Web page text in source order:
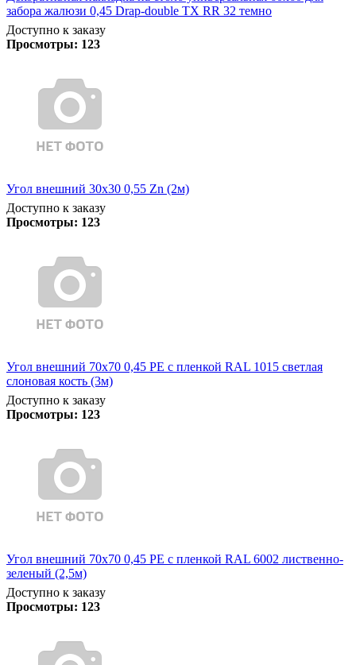
забора жалюзи 0,45 Drap-double TX RR 32 темно
Доступно к заказу
Просмотры: 123
Угол внешний 30х30 0,55 Zn (2м)
Доступно к заказу
Просмотры: 123
Угол внешний 70х70 0,45 PE с пленкой RAL 1015 светлая
слоновая кость (3м)
Доступно к заказу
Просмотры: 123
Угол внешний 70х70 0,45 PE с пленкой RAL 6002 лиственно-
зеленый (2,5м)
Доступно к заказу
Просмотры: 123